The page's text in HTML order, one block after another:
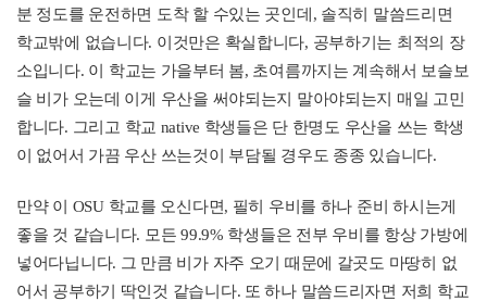
분 정도를 운전하면 도착 할 수있는 곳인데 , 솔직히 말씀드리면
학교밖에 없습니다. 이것만은 확실합니다, 공부하기는 최적의 장
소입니다. 이 학교는 가을부터 봄, 초여름까지는 계속해서 보슬보
슬 비가 오는데 이게 우산을 써야되는지 말아야되는지 매일 고민
합니다. 그리고 학교 native 학생들은 단 한명도 우산을 쓰는 학생
이 없어서 가끔 우산 쓰는것이 부담될 경우도 종종 있습니다.
만약 이 OSU 학교를 오신다면, 필히 우비를 하나 준비 하시는게
좋을 것 같습니다. 모든 99.9% 학생들은 전부 우비를 항상 가방에
넣어다닙니다. 그 만큼 비가 자주 오기 때문에 갈곳도 마땅히 없
어서 공부하기 딱인것 같습니다. 또 하나 말씀드리자면 저희 학교